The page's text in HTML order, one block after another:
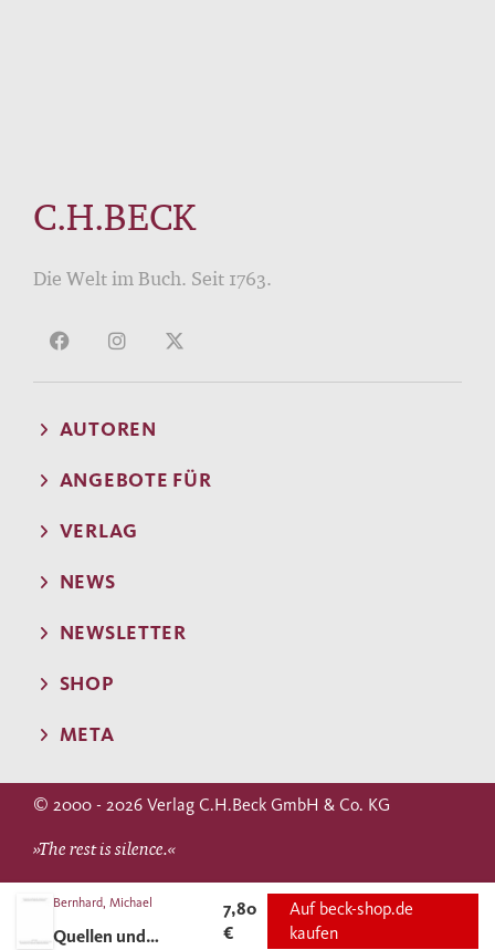
Bernhard, Michael
Quellen und
7,80
€
Auf beck-shop.de
kaufen
C.H.BECK
Die Welt im Buch. Seit 1763.
AUTOREN
ANGEBOTE FÜR
VERLAG
NEWS
NEWSLETTER
SHOP
META
© 2000 - 2026 Verlag C.H.Beck GmbH & Co. KG
»The rest is silence.«
WILLIAM SHAKESPEARE
(Hamlet)